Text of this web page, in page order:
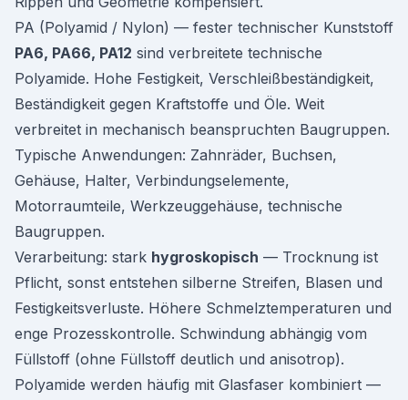
PA (Polyamid / Nylon) — fester technischer Kunststoff
PA6, PA66, PA12 sind verbreitete technische
Polyamide. Hohe Festigkeit, Verschleißbeständigkeit,
Beständigkeit gegen Kraftstoffe und Öle. Weit
verbreitet in mechanisch beanspruchten Baugruppen.
Typische Anwendungen: Zahnräder, Buchsen,
Gehäuse, Halter, Verbindungselemente,
Motorraumteile, Werkzeuggehäuse, technische
Baugruppen.
Verarbeitung: stark hygroskopisch — Trocknung ist
Pflicht, sonst entstehen silberne Streifen, Blasen und
Festigkeitsverluste. Höhere Schmelztemperaturen und
enge Prozesskontrolle. Schwindung abhängig vom
Füllstoff (ohne Füllstoff deutlich und anisotrop).
Polyamide werden häufig mit Glasfaser kombiniert —